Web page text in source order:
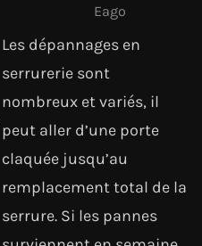
Eago
Les dépannages en
serrurerie sont
nombreux et variés, il
peut aller d’une porte
claquée jusqu’au
remplacement total de la
serrure. Si les pannes